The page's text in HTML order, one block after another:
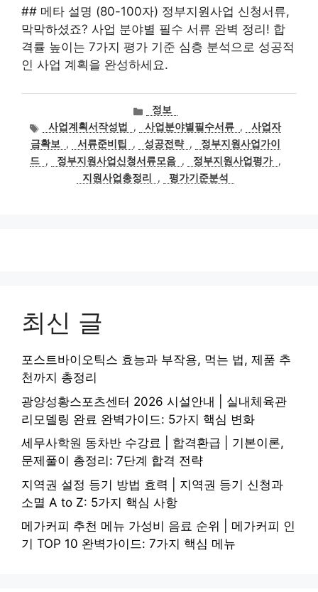
## 메타 설명 (80-100자) 정부지원사업 신청서류,
막막하셨죠? 사업 분야별 필수 서류 완벽 정리! 합
격률 높이는 7가지 평가 기준 심층 분석으로 성공적
인 사업 계획을 완성하세요.
카
테
고
리
정보
태
그
사업계획서작성법 , 사업분야별필수서류 ,
사업자
금확보
, 서류준비팁 , 성공전략 ,
정부지원사업가이
드 , 정부지원사업신청서류모음 , 정부지원사업평가 ,
지원사업총정리
, 평가기준분석
최신 글
포스트바이오틱스 효능과 부작용, 먹는 법, 제품 추
천까지 총정리
광양성황스포츠센터 2026 시설안내 | 실내체육관
리모델링 완료 완벽가이드: 5가지 핵심 변화
세무사학원 동차반 수강료 | 합격환급 | 기본이론,
문제풀이 총정리: 7단계 합격 전략
지역권 설정 등기 방법 효력 | 지역권 등기 신청과
소멸 A to Z: 5가지 핵심 사항
메가커피 추천 메뉴 가성비 음료 순위 | 메가커피 인
기 TOP 10 완벽가이드: 7가지 핵심 메뉴